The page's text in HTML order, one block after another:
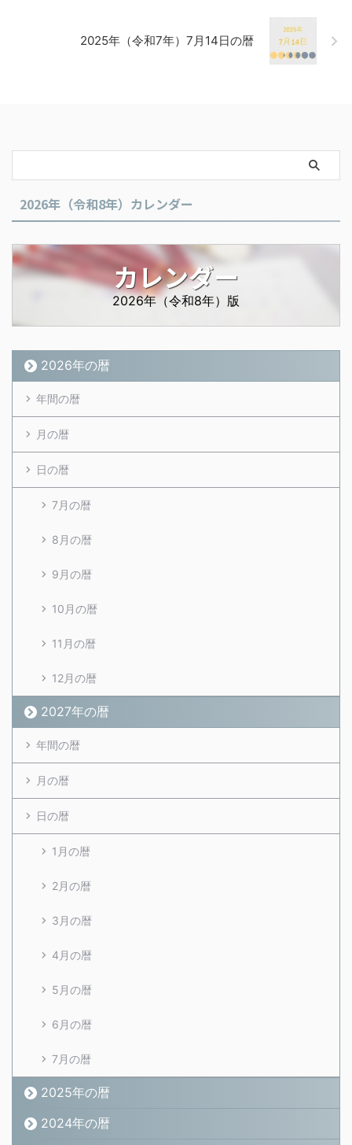
2025年（令和7年）7月14日の暦
2026年（令和8年）カレンダー
カレンダー
2026年（令和8年）版
2026年の暦
年間の暦
月の暦
日の暦
7月の暦
8月の暦
9月の暦
10月の暦
11月の暦
12月の暦
2027年の暦
年間の暦
月の暦
日の暦
1月の暦
2月の暦
3月の暦
4月の暦
5月の暦
6月の暦
7月の暦
2025年の暦
2024年の暦